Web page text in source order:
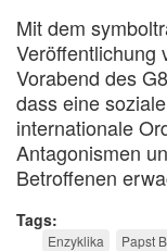
Mit dem
Veröffentlichung
Vorabend des
dass eine
internationale
Antagonismen
Betroffenen
Tags
Enzyklika Papst